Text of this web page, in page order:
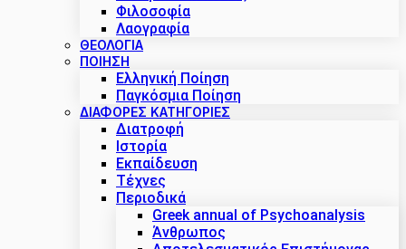
Φιλοσοφία
Λαογραφία
ΘΕΟΛΟΓΙΑ
ΠΟΙΗΣΗ
Ελληνική Ποίηση
Παγκόσμια Ποίηση
ΔΙΑΦΟΡΕΣ ΚΑΤΗΓΟΡΙΕΣ
Διατροφή
Ιστορία
Εκπαίδευση
Τέχνες
Περιοδικά
Greek annual of Psychoanalysis
Άνθρωπος